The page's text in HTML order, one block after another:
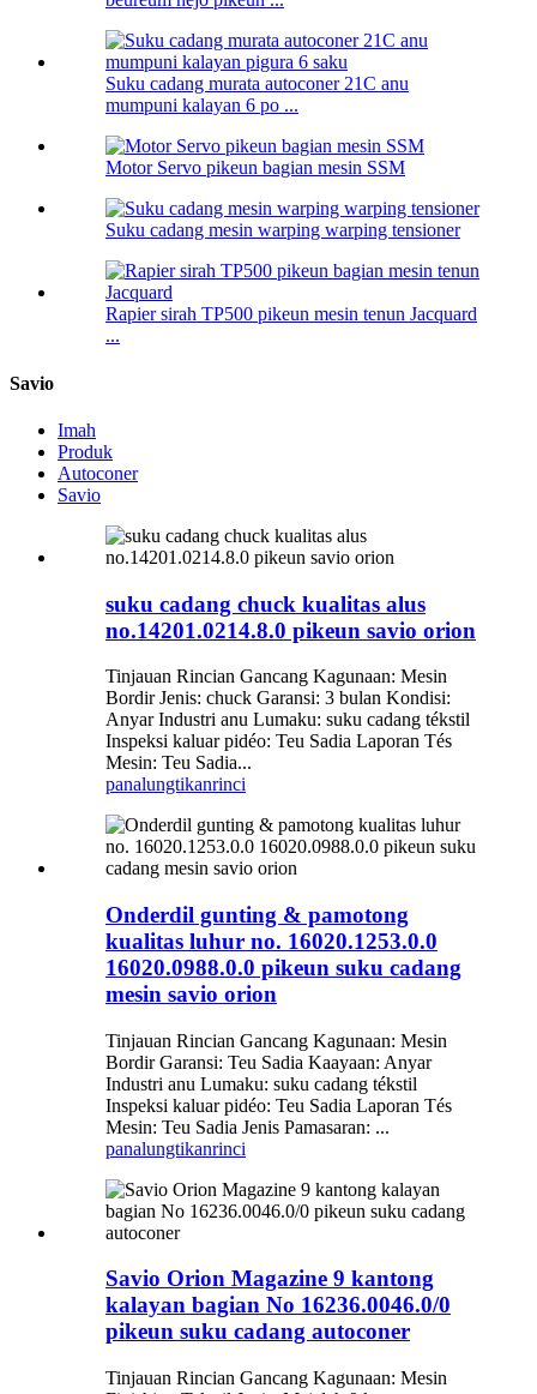
Suku cadang murata autoconer 21C anu
mumpuni kalayan 6 po ...
Motor Servo pikeun bagian mesin SSM
Suku cadang mesin warping warping tensioner
Rapier sirah TP500 pikeun mesin tenun Jacquard
...
Savio
Imah
Produk
Autoconer
Savio
suku cadang chuck kualitas alus
no.14201.0214.8.0 pikeun savio orion
Tinjauan Rincian Gancang Kagunaan: Mesin
Bordir Jenis: chuck Garansi: 3 bulan Kondisi:
Anyar Industri anu Lumaku: suku cadang tékstil
Inspeksi kaluar pidéo: Teu Sadia Laporan Tés
Mesin: Teu Sadia...
panalungtikanrinci
Onderdil gunting & pamotong
kualitas luhur no. 16020.1253.0.0
16020.0988.0.0 pikeun suku cadang
mesin savio orion
Tinjauan Rincian Gancang Kagunaan: Mesin
Bordir Garansi: Teu Sadia Kaayaan: Anyar
Industri anu Lumaku: suku cadang tékstil
Inspeksi kaluar pidéo: Teu Sadia Laporan Tés
Mesin: Teu Sadia Jenis Pamasaran: ...
panalungtikanrinci
Savio Orion Magazine 9 kantong
kalayan bagian No 16236.0046.0/0
pikeun suku cadang autoconer
Tinjauan Rincian Gancang Kagunaan: Mesin